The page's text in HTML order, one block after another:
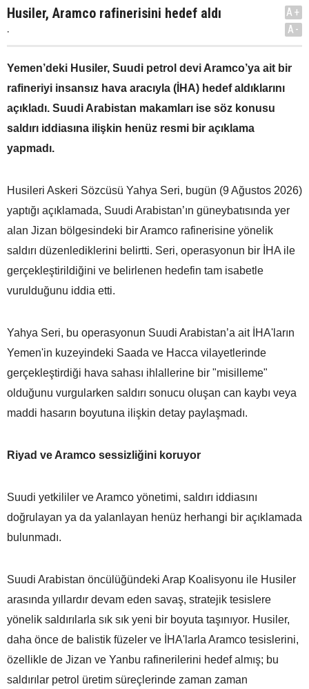
Husiler, Aramco rafinerisini hedef aldı
.
A+
A-
Yemen’deki Husiler, Suudi petrol devi Aramco’ya ait bir
rafineriyi insansız hava aracıyla (İHA) hedef aldıklarını
açıkladı. Suudi Arabistan makamları ise söz konusu
saldırı iddiasına ilişkin henüz resmi bir açıklama
yapmadı.
Husileri Askeri Sözcüsü Yahya Seri, bugün (9 Ağustos 2026)
yaptığı açıklamada, Suudi Arabistan’ın güneybatısında yer
alan Jizan bölgesindeki bir Aramco rafinerisine yönelik
saldırı düzenlediklerini belirtti. Seri, operasyonun bir İHA ile
gerçekleştirildiğini ve belirlenen hedefin tam isabetle
vurulduğunu iddia etti.
Yahya Seri, bu operasyonun Suudi Arabistan’a ait İHA'ların
Yemen'in kuzeyindeki Saada ve Hacca vilayetlerinde
gerçekleştirdiği hava sahası ihlallerine bir "misilleme"
olduğunu vurgularken saldırı sonucu oluşan can kaybı veya
maddi hasarın boyutuna ilişkin detay paylaşmadı.
Riyad ve Aramco sessizliğini koruyor
Suudi yetkililer ve Aramco yönetimi, saldırı iddiasını
doğrulayan ya da yalanlayan henüz herhangi bir açıklamada
bulunmadı.
Suudi Arabistan öncülüğündeki Arap Koalisyonu ile Husiler
arasında yıllardır devam eden savaş, stratejik tesislere
yönelik saldırılarla sık sık yeni bir boyuta taşınıyor. Husiler,
daha önce de balistik füzeler ve İHA'larla Aramco tesislerini,
özellikle de Jizan ve Yanbu rafinerilerini hedef almış; bu
saldırılar petrol üretim süreçlerinde zaman zaman